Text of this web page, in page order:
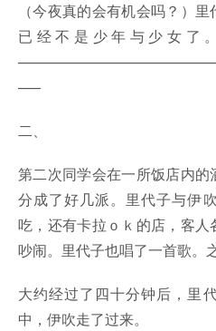
（今夜真的会有机会吗？）
已经不是少年与少女了
—–
二、
第二次同学会在一所饭店内
分成了好几派。里代子与伊
吃，还有卡拉ｏｋ的店，客
吵闹。里代子也唱了一首歌。
大约经过了四十分钟后，里
中，伊吹走了过来。